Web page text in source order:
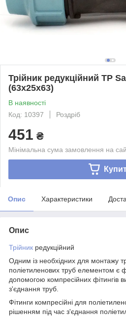
Трійник редукційний ТР
(63х25х63)
В наявності
Код: 10397
Роздріб
451 ₴
Мінімальна сума замовлення на
Опис Характеристики
Опис
Трійник редукційний
Одним із необхідних для монтажу
поліетиленових труб елементом є
допомогою компресійних фітингів
з'єднання труб.
Фітинги компресійні для
рішенням під час з'єднання